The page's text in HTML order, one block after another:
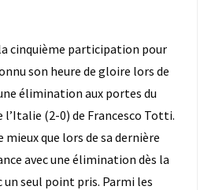
cinquième participation pour
son heure de gloire lors de
élimination aux portes du
(2-0) de Francesco Totti.
que lors de sa dernière
avec une élimination dès la
un seul point pris. Parmi les